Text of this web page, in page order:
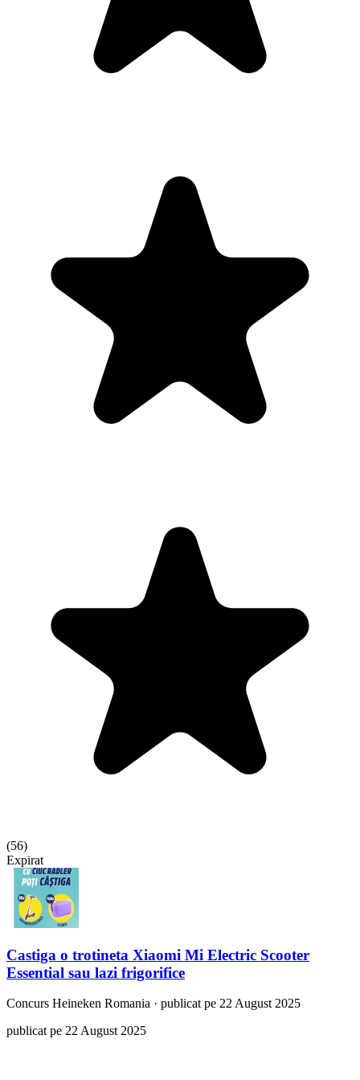
(56)
Expirat
Castiga o trotineta Xiaomi Mi Electric Scooter
Essential sau lazi frigorifice
Concurs Heineken Romania · publicat pe 22 August 2025
publicat pe 22 August 2025